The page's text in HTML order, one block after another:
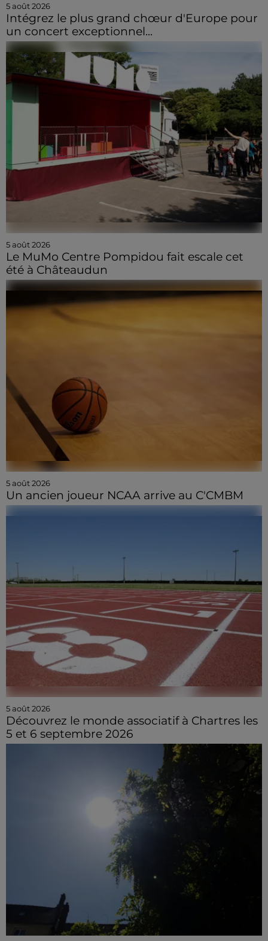
5 août 2026
Intégrez le plus grand chœur d'Europe pour
un concert exceptionnel...
5 août 2026
Le MuMo Centre Pompidou fait escale cet
été à Châteaudun
5 août 2026
Un ancien joueur NCAA arrive au C'CMBM
5 août 2026
Découvrez le monde associatif à Chartres les
5 et 6 septembre 2026